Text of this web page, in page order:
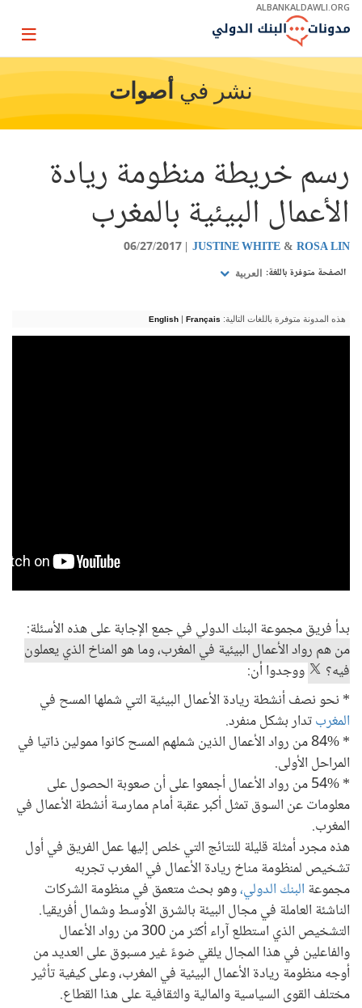
Skip
Main
ALBANKALDAWLI.ORG
Page
نشر في أصوات
رسم خريطة منظومة ريادة
الأعمال البيئية بالمغرب
ROSA LIN
JUSTINE WHITE
06/27/2017
الصفحة متوفرة باللغة: العربية
هذه المدونة متوفرة باللغات التالية: English | Français
بدأ فريق مجموعة البنك الدولي في جمع الإجابة على هذه الأسئلة:
من هم رواد الأعمال البيئية في المغرب، وما هو المناخ الذي يعملون
فيه؟
ووجدوا أن:
* نحو نصف أنشطة ريادة الأعمال البيئية التي شملها المسح في
المغربتدار بشكل منفرد.
* 84% من رواد الأعمال الذين شملهم المسح كانوا ممولين ذاتيا في
المراحل الأولى.
* 54% من رواد الأعمال أجمعوا على أن صعوبة الحصول على
معلومات عن السوق تمثل أكبر عقبة أمام ممارسة أنشطة الأعمال في
المغرب.
هذه مجرد أمثلة قليلة للنتائج التي خلص إليها عمل الفريق في أول
تشخيص لمنظومة مناخ ريادة الأعمال في المغرب تجربه
مجموعة البنك الدولي،وهو بحث متعمق في منظومة الشركات
الناشئة العاملة في مجال البيئة بالشرق الأوسط وشمال أفريقيا.
التشخيص الذي استطلع آراء أكثر من 300 من رواد الأعمال
والفاعلين في هذا المجال يلقي ضوءً غير مسبوق على العديد من
أوجه منظومة ريادة الأعمال البيئية في المغرب، وعلى كيفية تأثير
مختلف القوى السياسية والمالية والثقافية على هذا القطاع.